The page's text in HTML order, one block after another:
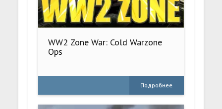
WW2 Zone War: Cold Warzone
Ops
Подробнее